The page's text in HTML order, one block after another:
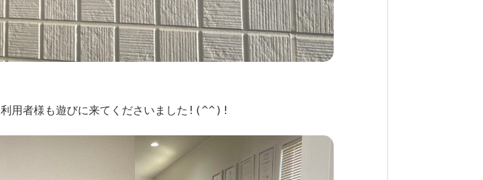
利用者様も遊びに来てくださいました!(^^)!